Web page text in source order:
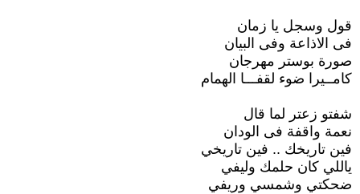
قول وسجل يا زمان
فى الاذاعة وفى البيان
صورة بوستر مهرجان
كامــيرا ضوء لقفـــا الهمام
شفتو زعتر لما قال
نعمة واقفة فى الودان
فين تاريخك .. فين تاريخي
ياللي كان حلمك وليفي
ضحكتي وشمسي وريفي